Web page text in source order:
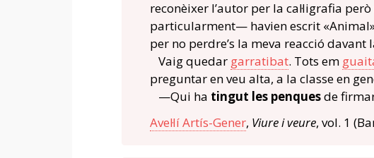
reconèixer l’autor per la cal·ligrafia
particularment— havien escrit
per no perdre’s la meva reacció
Vaig quedar garratibat. Tots em
preguntar en veu alta, a la classe en
—Qui ha tingut les penquesde
Avel·lí Artís-Gener, Viure i veure, vol. 1